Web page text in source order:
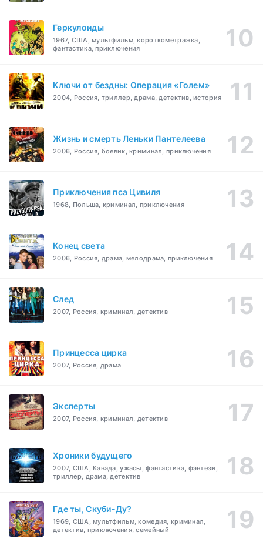
Геркулоиды
1967, США, мультфильм, короткометражка,
фантастика, приключения
Ключи от бездны: Операция «Голем»
2004, Россия, триллер, драма, детектив, история
Жизнь и смерть Леньки Пантелеева
2006, Россия, боевик, криминал, приключения
Приключения пса Цивиля
1968, Польша, криминал, приключения
Конец света
2006, Россия, драма, мелодрама, приключения
След
2007, Россия, криминал, детектив
Принцесса цирка
2007, Россия, драма
Эксперты
2007, Россия, криминал, детектив
Хроники будущего
2007, США, Канада, ужасы, фантастика, фэнтези,
триллер, драма, детектив
Где ты, Скуби-Ду?
1969, США, мультфильм, комедия, криминал,
детектив, приключения, семейный